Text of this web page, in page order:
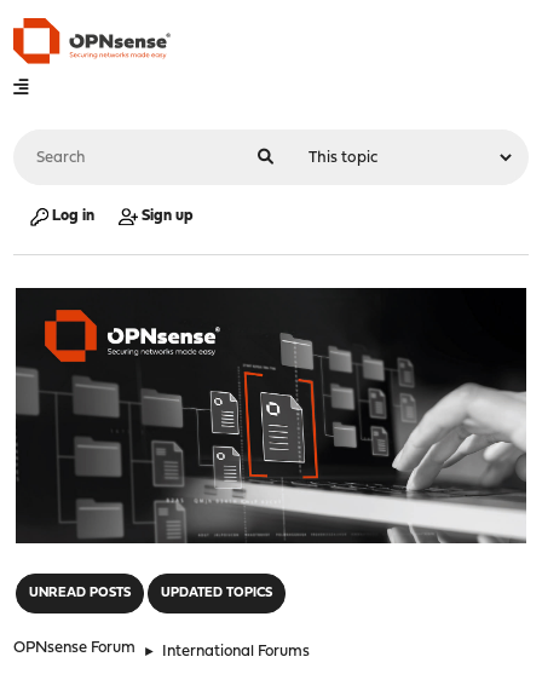
Log in Sign up
UNREAD POSTS UPDATED TOPICS
OPNsense Forum ► International Forums